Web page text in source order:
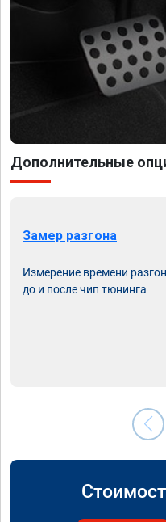
Дополнительные
Замер разгона
Измерение времени
до и после чип тюнинга